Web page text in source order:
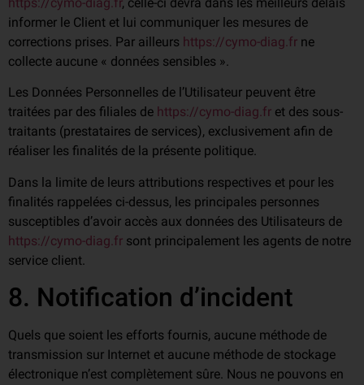
informer le Client et lui communiquer les mesures de
corrections prises. Par ailleurs https://cymo-diag.fr ne
collecte aucune « données sensibles ».
Les Données Personnelles de l’Utilisateur peuvent être
traitées par des filiales de https://cymo-diag.fr et des sous-
traitants (prestataires de services), exclusivement afin de
réaliser les finalités de la présente politique.
Dans la limite de leurs attributions respectives et pour les
finalités rappelées ci-dessus, les principales personnes
susceptibles d’avoir accès aux données des Utilisateurs de
https://cymo-diag.fr sont principalement les agents de notre
service client.
8. Notification d’incident
Quels que soient les efforts fournis, aucune méthode de
transmission sur Internet et aucune méthode de stockage
électronique n’est complètement sûre. Nous ne pouvons en